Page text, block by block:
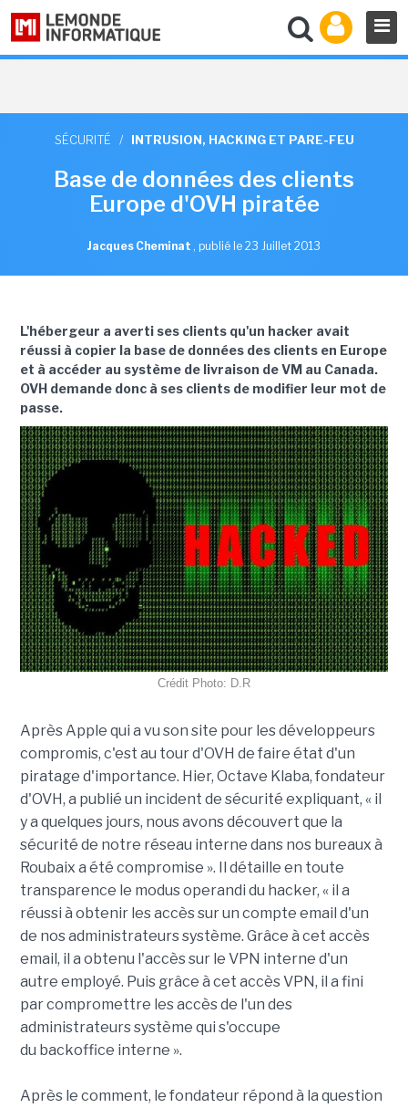
SÉCURITÉ / INTRUSION, HACKING ET PARE-FEU
Base de données des clients
Europe d'OVH piratée
Jacques Cheminat , publié le 23 Juillet 2013
L'hébergeur a averti ses clients qu'un hacker avait
réussi à copier la base de données des clients en Europe
et à accéder au système de livraison de VM au Canada.
OVH demande donc à ses clients de modifier leur mot de
passe.
Crédit Photo: D.R
Après Apple qui a vu son site pour les développeurs
compromis, c'est au tour d'OVH de faire état d'un
piratage d'importance. Hier, Octave Klaba, fondateur
d'OVH, a publié un incident de sécurité expliquant, « il
y a quelques jours, nous avons découvert que la
sécurité de notre réseau interne dans nos bureaux à
Roubaix a été compromise ». Il détaille en toute
transparence le modus operandi du hacker, « il a
réussi à obtenir les accès sur un compte email d'un
de nos administrateurs système. Grâce à cet accès
email, il a obtenu l'accès sur le VPN interne d'un
autre employé. Puis grâce à cet accès VPN, il a fini
par compromettre les accès de l'un des
administrateurs système qui s'occupe
du backoffice interne ».
Après le comment, le fondateur répond à la question